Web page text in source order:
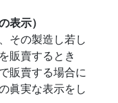
表示）
その製造し若し
販賣するとき
販賣する場合に
眞実な表示をし